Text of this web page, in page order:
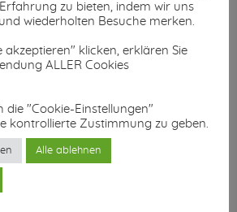
zu bieten, indem wir uns
wiederholten Besuche merken.
akzeptieren" klicken, erklären Sie
ALLER Cookies
die "Cookie-Einstellungen"
kontrollierte Zustimmung zu geben.
Alle ablehnen